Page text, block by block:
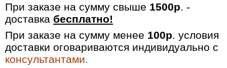
При заказе на сумму свыше 1500р . -
доставка бесплатно!
При заказе на сумму менее 100р . условия
доставки оговариваются индивидуально с
консультантами.